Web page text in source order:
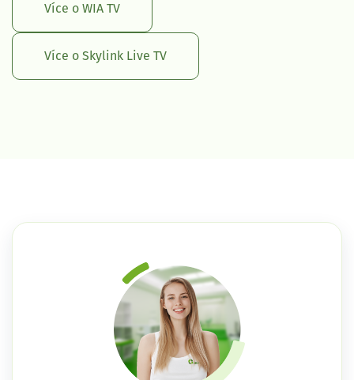
Více o WIA TV
Více o Skylink Live TV